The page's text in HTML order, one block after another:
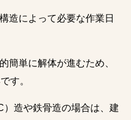
造によって必要な作業日
簡単に解体が進むため、
す。
造や鉄骨造の場合は、建